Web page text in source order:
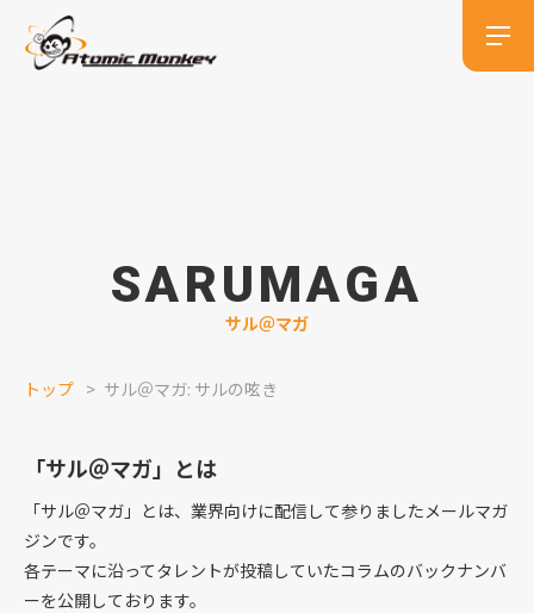
SARUMAGA
サル＠マガ
トップ サル＠マガ: サルの呟き
「サル＠マガ」とは
「サル＠マガ」とは、業界向けに配信して参りましたメールマガ
ジンです。
各テーマに沿ってタレントが投稿していたコラムのバックナンバ
ーを公開しております。